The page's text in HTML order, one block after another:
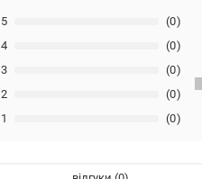
1 (0)
2 (0)
3 (0)
4 (0)
5 (0)